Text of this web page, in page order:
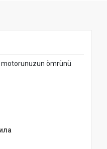
motorunuzun ömrünü